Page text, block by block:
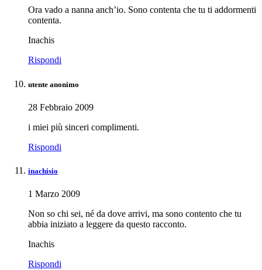
Ora vado a nanna anch’io. Sono contenta che tu ti addormenti
contenta.
Inachis
Rispondi
utente anonimo
28 Febbraio 2009
i miei più sinceri complimenti.
Rispondi
inachisio
1 Marzo 2009
Non so chi sei, né da dove arrivi, ma sono contento che tu
abbia iniziato a leggere da questo racconto.
Inachis
Rispondi